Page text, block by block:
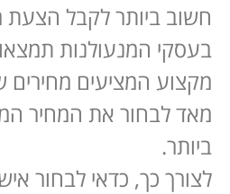
חשוב ביותר לקבל הצעת
בעסקי המנעולנות
מקצוע המציעים מחירים
מאד לבחור את המחיר
ביותר.
לצורך כך, כדאי לבחור